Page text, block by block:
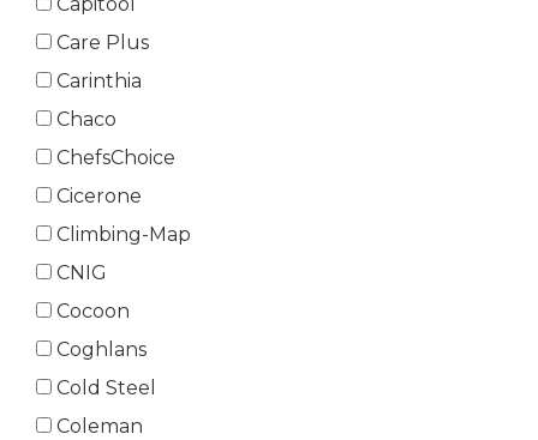
Capitool
Care Plus
Carinthia
Chaco
ChefsChoice
Cicerone
Climbing-Map
CNIG
Cocoon
Coghlans
Cold Steel
Coleman